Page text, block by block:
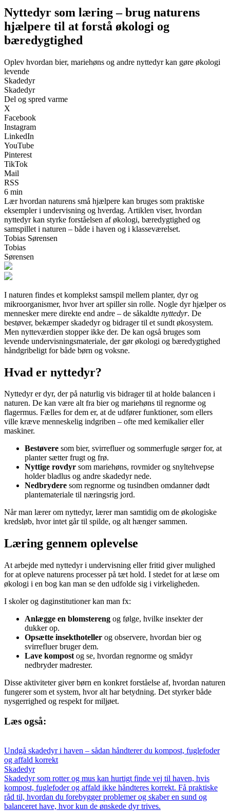
Nyttedyr som læring – brug naturens
hjælpere til at forstå økologi og
bæredygtighed
Oplev hvordan bier, mariehøns og andre nyttedyr kan gøre økologi
levende
Skadedyr
Skadedyr
Del og spred varme
X
Facebook
Instagram
LinkedIn
YouTube
Pinterest
TikTok
Mail
RSS
6 min
Lær hvordan naturens små hjælpere kan bruges som praktiske
eksempler i undervisning og hverdag. Artiklen viser, hvordan
nyttedyr kan styrke forståelsen af økologi, bæredygtighed og
samspillet i naturen – både i haven og i klasseværelset.
Tobias Sørensen
Tobias
Sørensen
I naturen findes et komplekst samspil mellem planter, dyr og
mikroorganismer, hvor hver art spiller sin rolle. Nogle dyr hjælper os
mennesker mere direkte end andre – de såkaldte nyttedyr. De
bestøver, bekæmper skadedyr og bidrager til et sundt økosystem.
Men nytteværdien stopper ikke der. De kan også bruges som
levende undervisningsmateriale, der gør økologi og bæredygtighed
håndgribeligt for både børn og voksne.
Hvad er nyttedyr?
Nyttedyr er dyr, der på naturlig vis bidrager til at holde balancen i
naturen. De kan være alt fra bier og mariehøns til regnorme og
flagermus. Fælles for dem er, at de udfører funktioner, som ellers
ville kræve menneskelig indgriben – ofte med kemikalier eller
maskiner.
Bestøvere som bier, svirrefluer og sommerfugle sørger for, at
planter sætter frugt og frø.
Nyttige rovdyr som mariehøns, rovmider og snyltehvepse
holder bladlus og andre skadedyr nede.
Nedbrydere som regnorme og tusindben omdanner dødt
plantemateriale til næringsrig jord.
Når man lærer om nyttedyr, lærer man samtidig om de økologiske
kredsløb, hvor intet går til spilde, og alt hænger sammen.
Læring gennem oplevelse
At arbejde med nyttedyr i undervisning eller fritid giver mulighed
for at opleve naturens processer på tæt hold. I stedet for at læse om
økologi i en bog kan man se den udfolde sig i virkeligheden.
I skoler og daginstitutioner kan man fx:
Anlægge en blomstereng og følge, hvilke insekter der
dukker op.
Opsætte insekthoteller og observere, hvordan bier og
svirrefluer bruger dem.
Lave kompost og se, hvordan regnorme og smådyr
nedbryder madrester.
Disse aktiviteter giver børn en konkret forståelse af, hvordan naturen
fungerer som et system, hvor alt har betydning. Det styrker både
nysgerrighed og respekt for miljøet.
Læs også:
Undgå skadedyr i haven – sådan håndterer du kompost, fuglefoder
og affald korrekt
Skadedyr
Skadedyr som rotter og mus kan hurtigt finde vej til haven, hvis
kompost, fuglefoder og affald ikke håndteres korrekt. Få praktiske
råd til, hvordan du forebygger problemer og skaber en sund og
balanceret have, hvor kun de ønskede dyr trives.